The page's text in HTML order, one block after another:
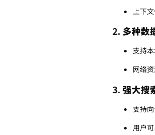
上下
2. 多种数
支持
网络
3. 强大搜
支持
用户